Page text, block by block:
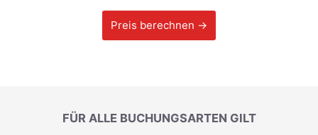
Preis berechnen →
FÜR ALLE BUCHUNGSARTEN GILT